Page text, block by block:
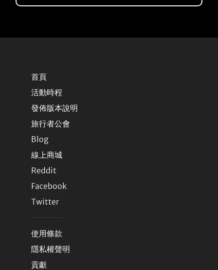
首頁
活動時程
發佈版本說明
旅行者公會
Blog
線上商城
Reddit
Facebook
Twitter
使用條款
隱私權聲明
貢獻